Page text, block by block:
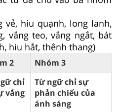
vẻ, hiu quạnh, long lanh,
vắng teo, vắng ngắt, bát
hiu hắt, thênh thang)
2
Nhóm 3
chỉ
vắng
Từ ngữ chỉ sự
phản chiếu của
ánh sáng